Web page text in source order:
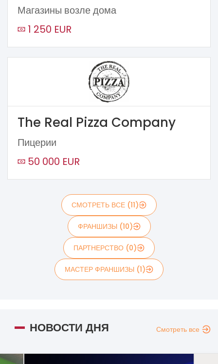
Магазины возле дома
1 250 EUR
The Real Pizza Company
Пицерии
50 000 EUR
СМОТРЕТЬ ВСЕ (11)
ФРАНШИЗЫ (10)
ПАРТНЕРСТВО (0)
МАСТЕР ФРАНШИЗЫ (1)
НОВОСТИ ДНЯ Смотреть все